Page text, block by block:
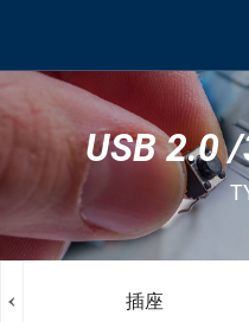
USB 2.0
插座